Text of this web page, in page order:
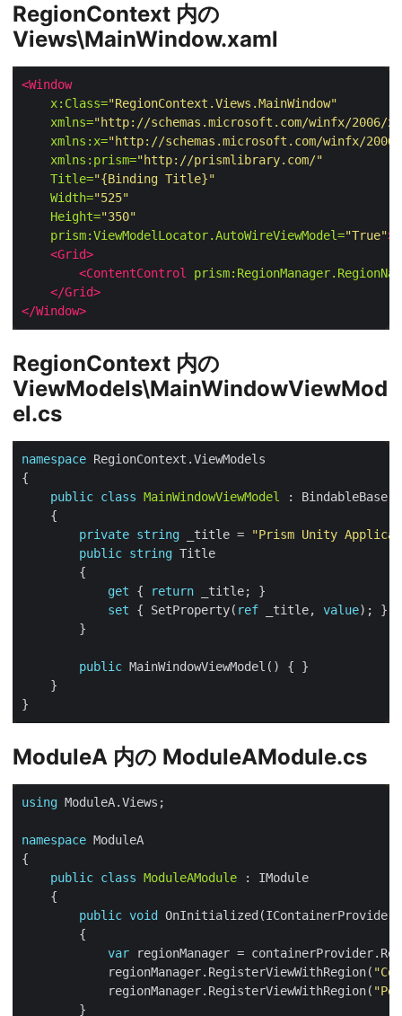
RegionContext 内の
Views\MainWindow.xaml
<Window
x:Class="RegionContext.Views.MainWindow"
xmlns="http://schemas.microsoft.com/winfx/2006/
xmlns:x="http://schemas.microsoft.com/winfx/
xmlns:prism="http://prismlibrary.com/"
Title="{Binding Title}"
Width="525"
Height="350"
prism:ViewModelLocator.AutoWireViewModel="True">
<Grid>
<ContentControl
</Grid>
</Window>
RegionContext 内の
ViewModels\MainWindowViewMod
el.cs
namespace
public class MainWindowViewModel
private string _title =
"Prism Unity
public string
get { return
set { SetProperty( ref _title, value
public
ModuleA 内の ModuleAModule.cs
using
namespace
public class ModuleAModule
public void
var
            regionManager.RegisterViewWithRegion(
            regionManager.RegisterViewWithRegion(